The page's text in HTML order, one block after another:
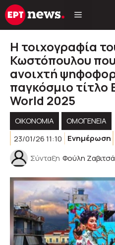
Μετάβαση
σε
Η τοιχογραφία
Κωστόπουλου που
ανοιχτή
παγκόσμιο
World 2025
ΟΙΚΟΝΟΜΊΑ
ΟΜΟΓΈΝΕΙΑ
23/01/26 11:10
Ενημέρωση
Σύνταξη Φούλη